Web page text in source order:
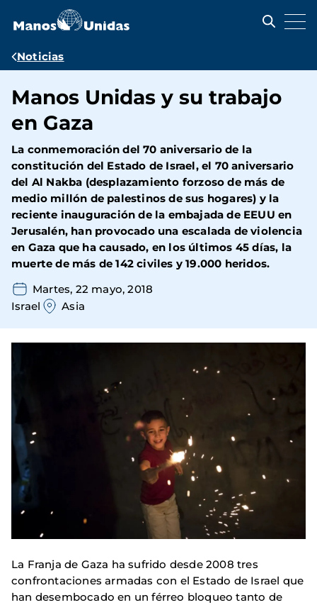
contenido
Ruta
navegación
Noticias
Manos Unidas y su trabajo
en Gaza
La conmemoración del 70 aniversario de la
constitución del Estado de Israel, el 70 aniversario
del Al Nakba (desplazamiento forzoso de más de
medio millón de palestinos de sus hogares) y la
reciente inauguración de la embajada de EEUU en
Jerusalén, han provocado una escalada de violencia
en Gaza que ha causado, en los últimos 45 días, la
muerte de más de 142 civiles y 19.000 heridos.
Martes, 22 mayo, 2018
Israel
Asia
La Franja de Gaza ha sufrido desde 2008 tres
confrontaciones armadas con el Estado de Israel que
han desembocado en un férreo bloqueo tanto de